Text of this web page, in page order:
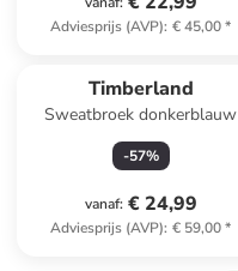
Adviesprijs (AVP): € 45,00*
Timberland
Sweatbroek donkerblauw
-57%
vanaf: € 24,99
Adviesprijs (AVP): € 59,00*